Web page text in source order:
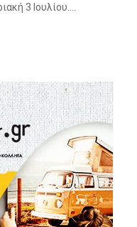
3 Ιουλίου....